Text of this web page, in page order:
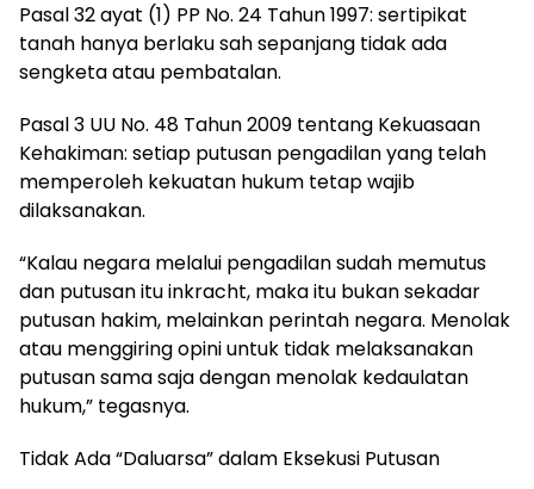
Pasal 32 ayat (1) PP No. 24 Tahun 1997: sertipikat
tanah hanya berlaku sah sepanjang tidak ada
sengketa atau pembatalan.
Pasal 3 UU No. 48 Tahun 2009 tentang Kekuasaan
Kehakiman: setiap putusan pengadilan yang telah
memperoleh kekuatan hukum tetap wajib
dilaksanakan.
“Kalau negara melalui pengadilan sudah memutus
dan putusan itu inkracht, maka itu bukan sekadar
putusan hakim, melainkan perintah negara. Menolak
atau menggiring opini untuk tidak melaksanakan
putusan sama saja dengan menolak kedaulatan
hukum,” tegasnya.
Tidak Ada “Daluarsa” dalam Eksekusi Putusan